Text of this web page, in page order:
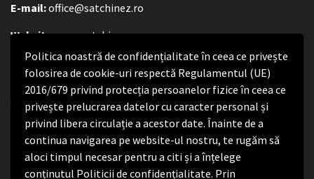
Politica noastră de confidențialitate în ceea ce privește
folosirea de cookie-uri respectă Regulamentul (UE)
2016/679 privind protecția persoanelor fizice în ceea ce
privește prelucrarea datelor cu caracter personal și
privind libera circulație a acestor date. Înainte de a
continua navigarea pe website-ul nostru, te rugăm să
aloci timpul necesar pentru a citi și a înțelege
conținutul Politicii de confidențialitate. Prin
E-mail:office@satchinez.ro
Website:www.satchinez.ro
Program cu publicul:
Luni – Joi:8:00-16:30
Vineri:8:00 – 14:00
Politica de confidențialitate